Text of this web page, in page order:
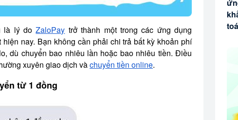
là lý doZaloPay trở thành một trong các ứng dụng
nay. Bạn không cần phải chi trả bất kỳ khoản phí
dù chuyển bao nhiêu lần hoặc bao nhiêu tiền. Điều
xuyên giao dịch vàchuyển tiền online.
từ 1 đồng